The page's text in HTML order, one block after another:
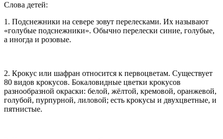
Слова детей:
1. Подснежники на севере зовут перелесками. Их называют
«голубые подснежники». Обычно перелески синие, голубые,
а иногда и розовые.
2. Крокус или шафран относится к первоцветам. Существует
80 видов крокусов. Бокаловидные цветки крокусов
разнообразной окраски: белой, жёлтой, кремовой, оранжевой,
голубой, пурпурной, лиловой; есть крокусы и двухцветные, и
пятнистые.